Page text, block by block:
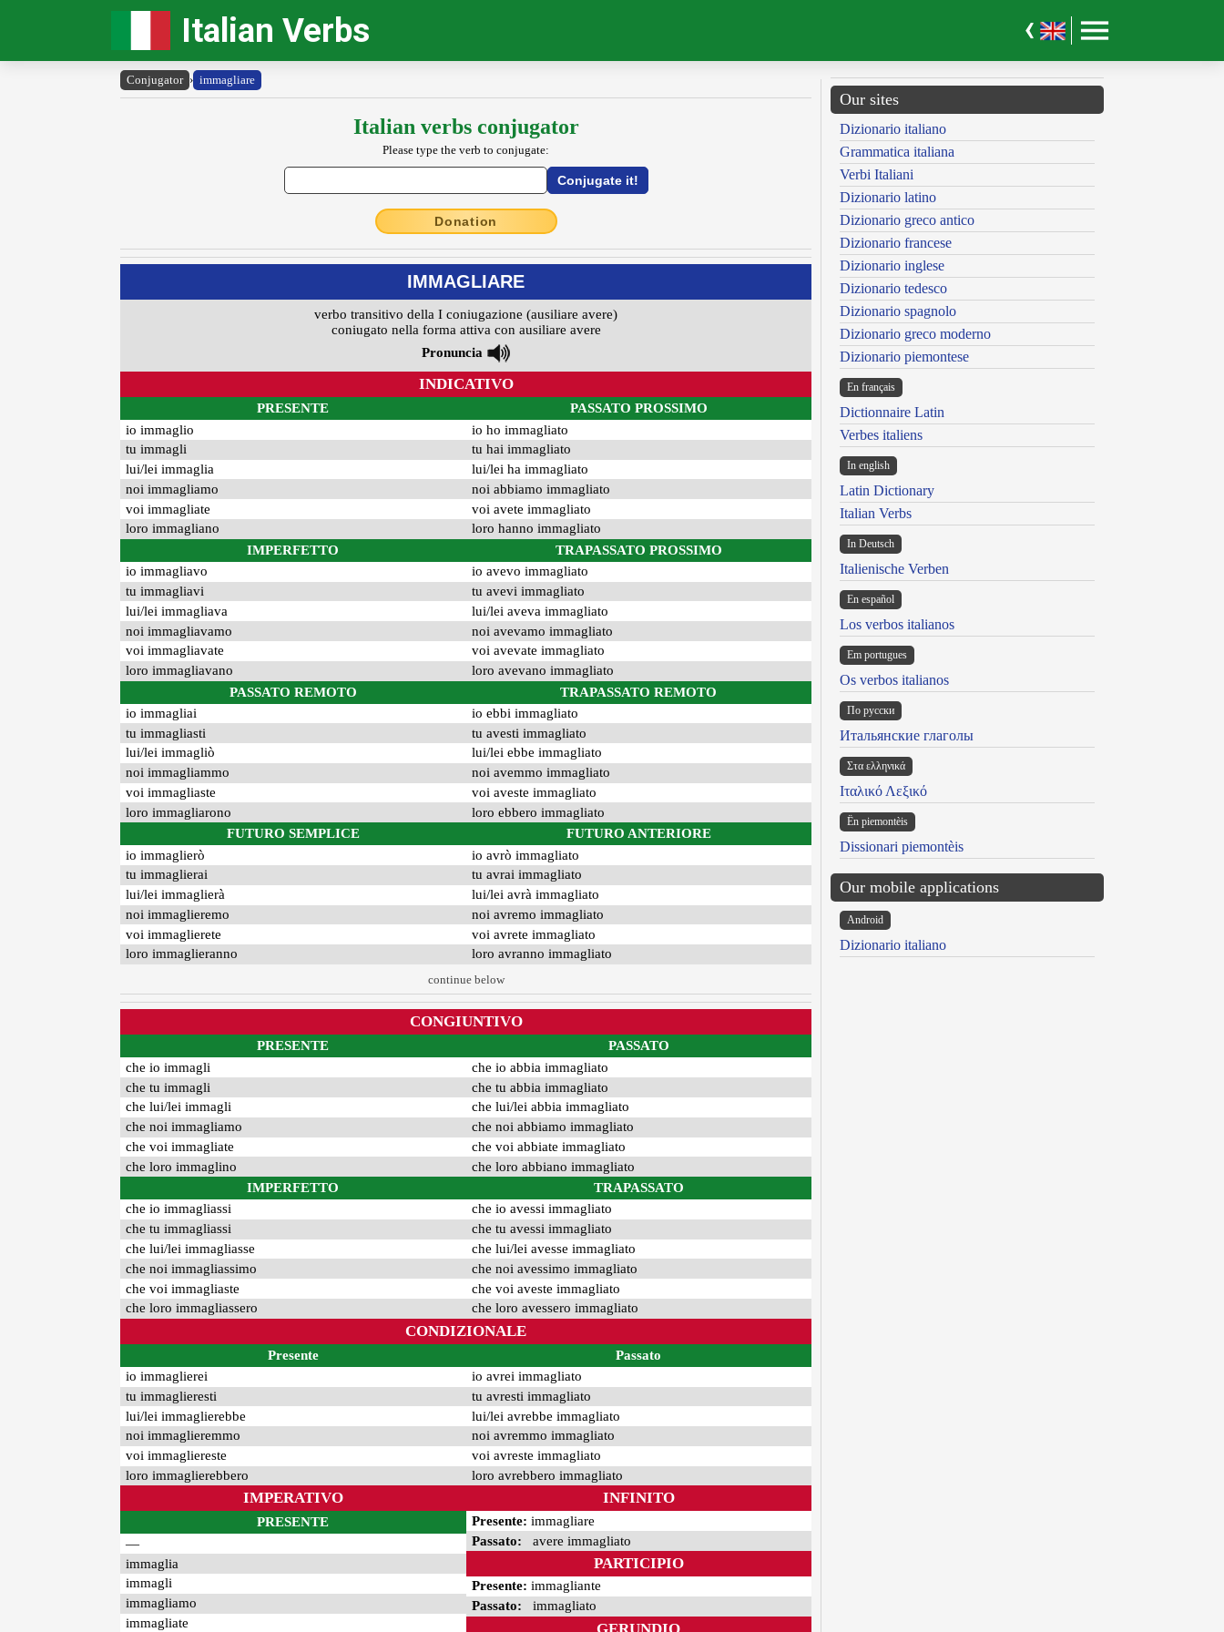
Italian Verbs
Conjugator › immagliare
Italian verbs conjugator
Please type the verb to conjugate:
Donation
IMMAGLIARE
verbo transitivo della I coniugazione (ausiliare avere)
coniugato nella forma attiva con ausiliare avere
Pronuncia
INDICATIVO
PRESENTE
io immaglio
tu immagli
lui/lei immaglia
noi immagliamo
voi immagliate
loro immagliano
IMPERFETTO
io immagliavo
tu immagliavi
lui/lei immagliava
noi immagliavamo
voi immagliavate
loro immagliavano
PASSATO REMOTO
io immagliai
tu immagliasti
lui/lei immagliò
noi immagliammo
voi immagliaste
loro immagliarono
FUTURO SEMPLICE
io immaglierò
tu immaglierai
lui/lei immaglierà
noi immaglieremo
voi immaglierete
loro immaglieranno
PASSATO PROSSIMO
io ho immagliato
tu hai immagliato
lui/lei ha immagliato
noi abbiamo immagliato
voi avete immagliato
loro hanno immagliato
TRAPASSATO PROSSIMO
io avevo immagliato
tu avevi immagliato
lui/lei aveva immagliato
noi avevamo immagliato
voi avevate immagliato
loro avevano immagliato
TRAPASSATO REMOTO
io ebbi immagliato
tu avesti immagliato
lui/lei ebbe immagliato
noi avemmo immagliato
voi aveste immagliato
loro ebbero immagliato
FUTURO ANTERIORE
io avrò immagliato
tu avrai immagliato
lui/lei avrà immagliato
noi avremo immagliato
voi avrete immagliato
loro avranno immagliato
continue below
CONGIUNTIVO
PRESENTE
che io immagli
che tu immagli
che lui/lei immagli
che noi immagliamo
che voi immagliate
che loro immaglino
IMPERFETTO
che io immagliassi
che tu immagliassi
che lui/lei immagliasse
che noi immagliassimo
che voi immagliaste
che loro immagliassero
PASSATO
che io abbia immagliato
che tu abbia immagliato
che lui/lei abbia immagliato
che noi abbiamo immagliato
che voi abbiate immagliato
che loro abbiano immagliato
TRAPASSATO
che io avessi immagliato
che tu avessi immagliato
che lui/lei avesse immagliato
che noi avessimo immagliato
che voi aveste immagliato
che loro avessero immagliato
CONDIZIONALE
Presente
io immaglierei
tu immaglieresti
lui/lei immaglierebbe
noi immaglieremmo
voi immagliereste
loro immaglierebbero
Passato
io avrei immagliato
tu avresti immagliato
lui/lei avrebbe immagliato
noi avremmo immagliato
voi avreste immagliato
loro avrebbero immagliato
IMPERATIVO
PRESENTE
—
immaglia
immagli
immagliamo
immagliate
INFINITO
Presente: immagliare
Passato: avere immagliato
PARTICIPIO
Presente: immagliante
Passato: immagliato
GERUNDIO
Our sites
Dizionario italiano
Grammatica italiana
Verbi Italiani
Dizionario latino
Dizionario greco antico
Dizionario francese
Dizionario inglese
Dizionario tedesco
Dizionario spagnolo
Dizionario greco moderno
Dizionario piemontese
En français
Dictionnaire Latin
Verbes italiens
In english
Latin Dictionary
Italian Verbs
In Deutsch
Italienische Verben
En español
Los verbos italianos
Em portugues
Os verbos italianos
По русски
Итальянские глаголы
Στα ελληνικά
Ιταλικό Λεξικό
Ën piemontèis
Dissionari piemontèis
Our mobile applications
Android
Dizionario italiano